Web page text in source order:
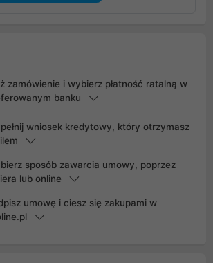
zamówienie i wybierz płatność ratalną w
banku
wniosek kredytowy, który otrzymasz
sposób zawarcia umowy, poprzez
lub online
umowę i ciesz się zakupami w